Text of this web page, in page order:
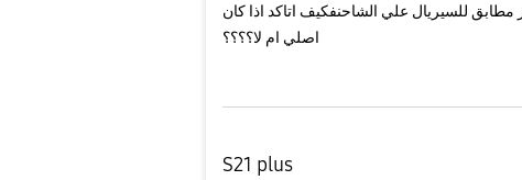
العلبه غير مطابق للسيريال علي الشاحنفكيف اتاكد اذا كان
اصلي ام لا؟؟؟؟
S21 plus